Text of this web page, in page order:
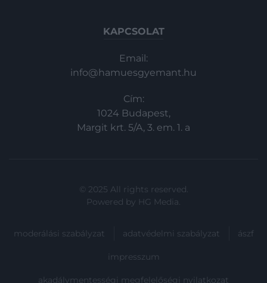
KAPCSOLAT
Email:
info@hamuesgyemant.hu
Cím:
1024 Budapest,
Margit krt. 5/A, 3. em. 1. a
© 2025 All rights reserved.
Powered by HG Media.
moderálási szabályzat adatvédelmi szabályzat ászf
impresszum
akadálymentességi megfelelőségi nyilatkozat